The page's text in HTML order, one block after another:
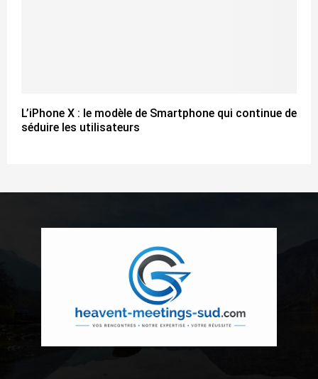
L’iPhone X : le modèle de Smartphone qui continue de
séduire les utilisateurs